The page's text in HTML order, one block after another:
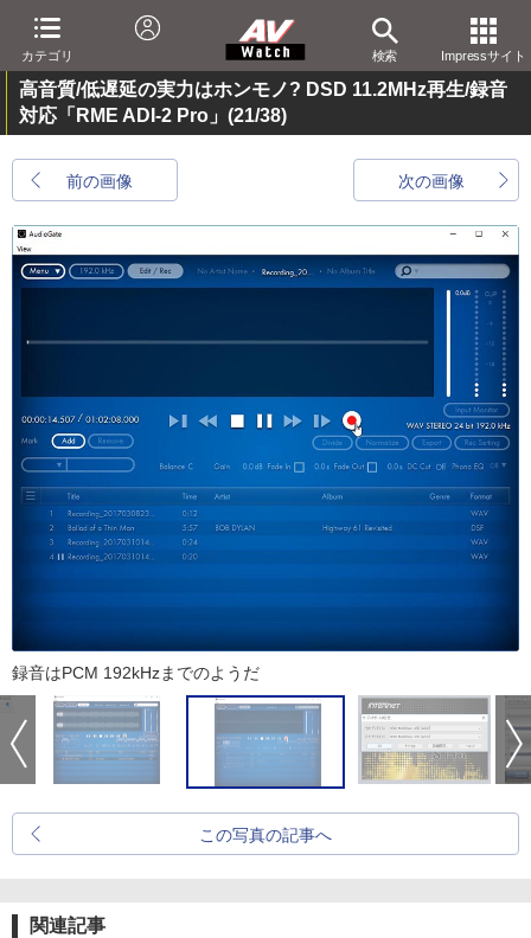
カテゴリ 検索 Impressサイト
高音質/低遅延の実力はホンモノ? DSD 11.2MHz再生/録音
対応「RME ADI-2 Pro」 (21/38)
前の画像 次の画像
録音はPCM 192kHzまでのようだ
この写真の記事へ
関連記事